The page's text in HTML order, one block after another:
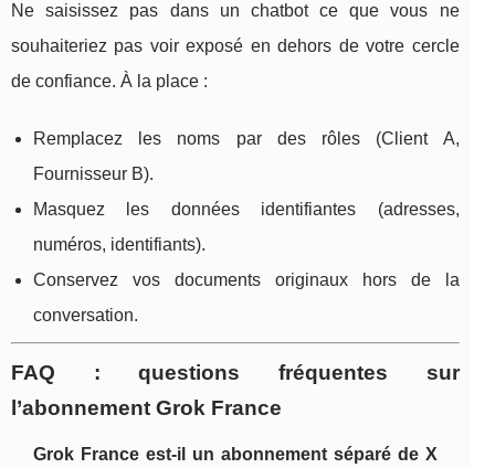
Ne saisissez pas dans un chatbot ce que vous ne
souhaiteriez pas voir exposé en dehors de votre cercle
de confiance. À la place :
Remplacez les noms par des rôles (Client A,
Fournisseur B).
Masquez les données identifiantes (adresses,
numéros, identifiants).
Conservez vos documents originaux hors de la
conversation.
FAQ : questions fréquentes sur
l’abonnement Grok France
Grok France est-il un abonnement séparé de X